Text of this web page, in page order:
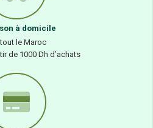
à domicile
le Maroc
de 1000 Dh d’achats